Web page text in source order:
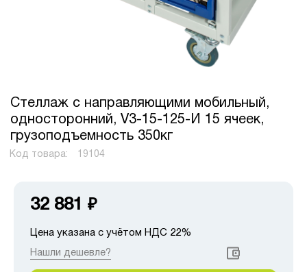
Стеллаж с направляющими мобильный,
односторонний, V3-15-125-И 15 ячеек,
грузоподъемность 350кг
Код товара: 19104
32 881 ₽
Цена указана с учётом НДС 22%
Нашли дешевле?